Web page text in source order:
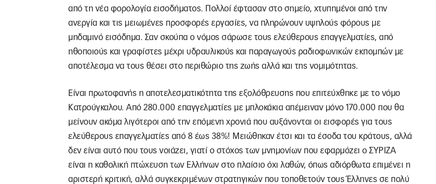
από τη νέα φορολογία εισοδήματος. Πολλοί έφτασαν στο σημείο, χτυπημένοι από την
ανεργία και τις μειωμένες προσφορές εργασίες, να πληρώνουν υψηλούς φόρους με
μηδαμινό εισόδημα. Σαν σκούπα ο νόμος σάρωσε τους ελεύθερους επαγγελματίες, από
ηθοποιούς και γραφίστες μέχρι υδραυλικούς και παραγωγούς ραδιοφωνικών εκπομπών με
αποτέλεσμα να τους θέσει στο περιθώριο της ζωής αλλά και της νομιμότητας.
Είναι πρωτοφανής η αποτελεσματικότητα της εξολόθρευσης που επιτεύχθηκε με το νόμο
Κατρούγκαλου. Από 280.000 επαγγελματίες με μπλοκάκια απέμειναν μόνο 170.000 που θα
μείνουν ακόμα λιγότεροι από την επόμενη χρονιά που αυξάνονται οι εισφορές για τους
ελεύθερους επαγγελματίες από 8 έως 38%! Μειώθηκαν έτσι και τα έσοδα του κράτους, αλλά
δεν είναι αυτό που τους νοιάζει, γιατί ο στόχος των μνημονίων που εφαρμόζει ο ΣΥΡΙΖΑ
είναι η καθολική πτώχευση των Ελλήνων στο πλαίσιο όχι λαθών, όπως αδιόρθωτα επιμένει η
αριστερή κριτική, αλλά συγκεκριμένων στρατηγικών που τοποθετούν τους Έλληνες σε πολύ